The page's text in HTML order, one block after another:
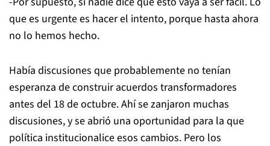
que es urgente es hacer el intento, porque hasta ahora
no lo hemos hecho.
Había discusiones que probablemente no tenían
esperanza de construir acuerdos transformadores
antes del 18 de octubre. Ahí se zanjaron muchas
discusiones, y se abrió una oportunidad para la que
política institucionalice esos cambios. Pero los